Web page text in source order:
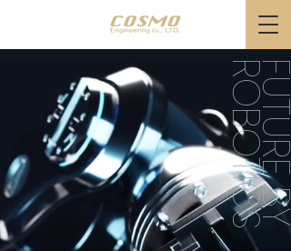
F
U
T
U
R
E
B
Y
R
O
B
O
T
I
C
S